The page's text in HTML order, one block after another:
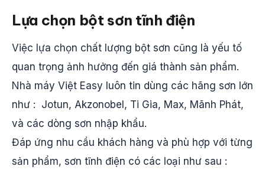
Lựa chọn bột sơn tĩnh điện
Việc lựa chọn chất lượng bột sơn cũng là yếu tố
quan trọng ảnh hưởng đến giá thành sản phẩm.
Nhà máy Việt Easy luôn tin dùng các hãng sơn lớn
như : Jotun, Akzonobel, Ti Gia, Max, Mãnh Phát,
và các dòng sơn nhập khẩu.
Đáp ứng nhu cầu khách hàng và phù hợp với từng
sản phẩm, sơn tĩnh điện có các loại như sau :